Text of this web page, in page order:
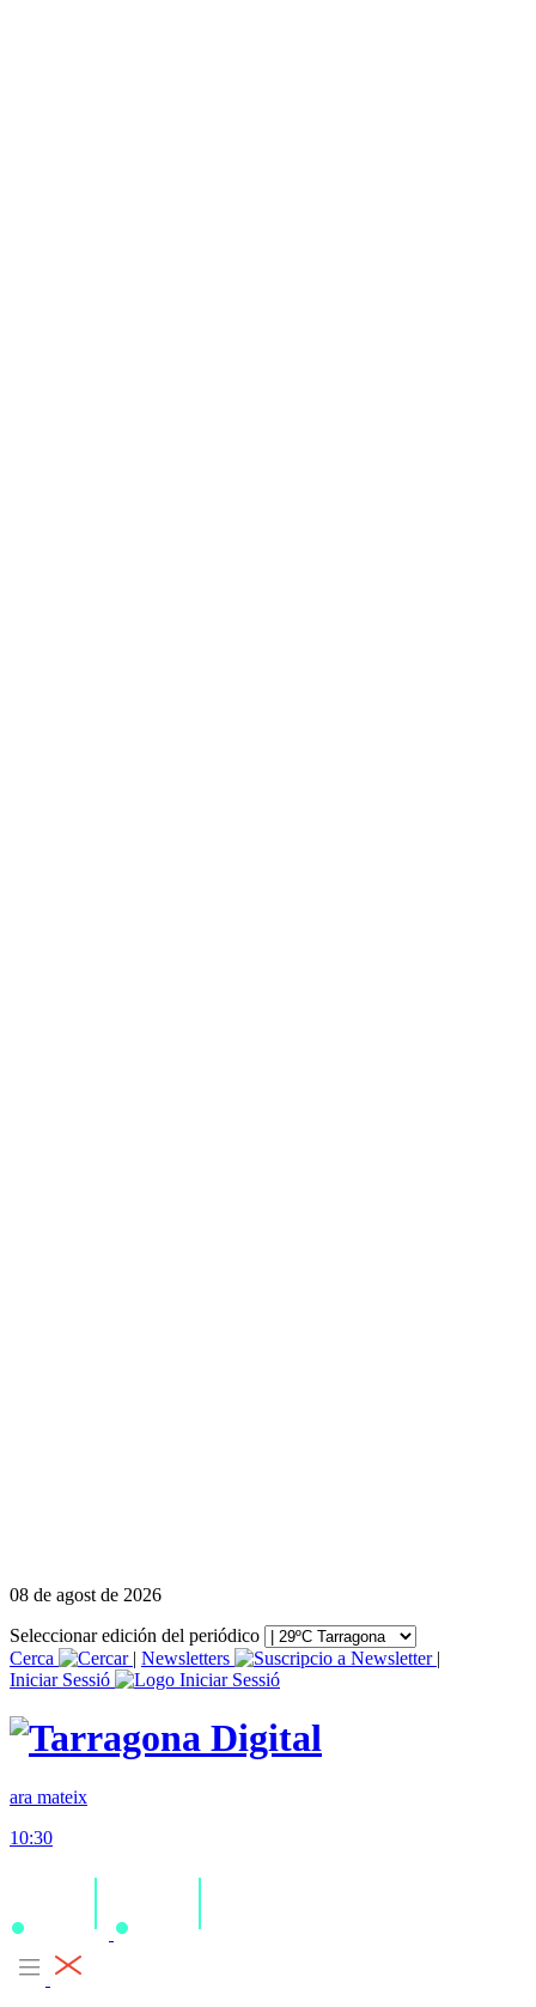
08 de agost de 2026
Seleccionar edición del periódico
Cerca
| Newsletters
|
Iniciar Sessió
ara mateix
10:30